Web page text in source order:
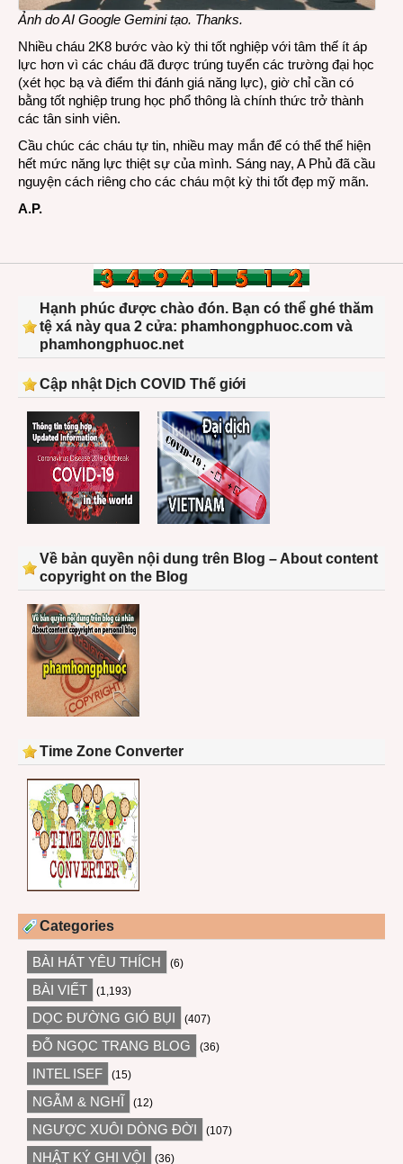
Ảnh do AI Google Gemini tạo. Thanks.
Nhiều cháu 2K8 bước vào kỳ thi tốt nghiệp với tâm thế ít áp
lực hơn vì các cháu đã được trúng tuyển các trường đại học
(xét học bạ và điểm thi đánh giá năng lực), giờ chỉ cần có
bằng tốt nghiệp trung học phổ thông là chính thức trở thành
các tân sinh viên.
Cầu chúc các cháu tự tin, nhiều may mắn để có thể thể hiện
hết mức năng lực thiệt sự của mình. Sáng nay, A Phủ đã cầu
nguyện cách riêng cho các cháu một kỳ thi tốt đẹp mỹ mãn.
A.P.
Hạnh phúc được chào đón. Bạn có thể ghé thăm
tệ xá này qua 2 cửa: phamhongphuoc.com và
phamhongphuoc.net
Cập nhật Dịch COVID Thế giới
Về bản quyền nội dung trên Blog – About content
copyright on the Blog
Time Zone Converter
Categories
BÀI HÁT YÊU THÍCH (6)
BÀI VIẾT (1,193)
DỌC ĐƯỜNG GIÓ BỤI (407)
ĐỖ NGỌC TRANG BLOG (36)
INTEL ISEF (15)
NGẪM & NGHĨ (12)
NGƯỢC XUÔI DÒNG ĐỜI (107)
NHẬT KÝ GHI VỘI (36)